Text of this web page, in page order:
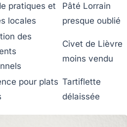
pratiques et
locales
Pâté Lorrain
presque oublié
des
Civet de Lièvre
moins vendu
pour plats Tartiflette
délaissée